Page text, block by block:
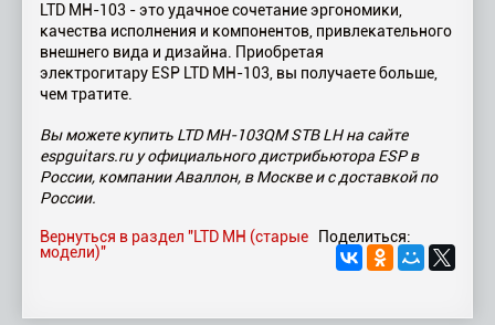
LTD MH-103 - это удачное сочетание эргономики,
качества исполнения и компонентов, привлекательного
внешнего вида и дизайна. Приобретая
электрогитару ESP LTD MH-103, вы получаете больше,
чем тратите.
Вы можете купить LTD MH-103QM STB LH на сайте
espguitars.ru у официального дистрибьютора ESP в
России, компании Аваллон, в Москве и с доставкой по
России.
Поделиться:
Вернуться в раздел "LTD MH (старые
модели)"